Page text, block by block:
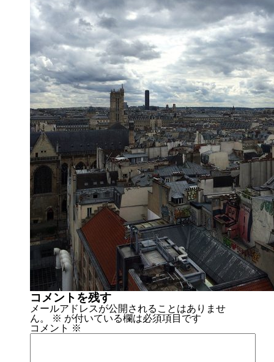
コメントを残す
メールアドレスが公開されることはありませ
ん。
※ が付いている欄は必須項目です
コメント
※